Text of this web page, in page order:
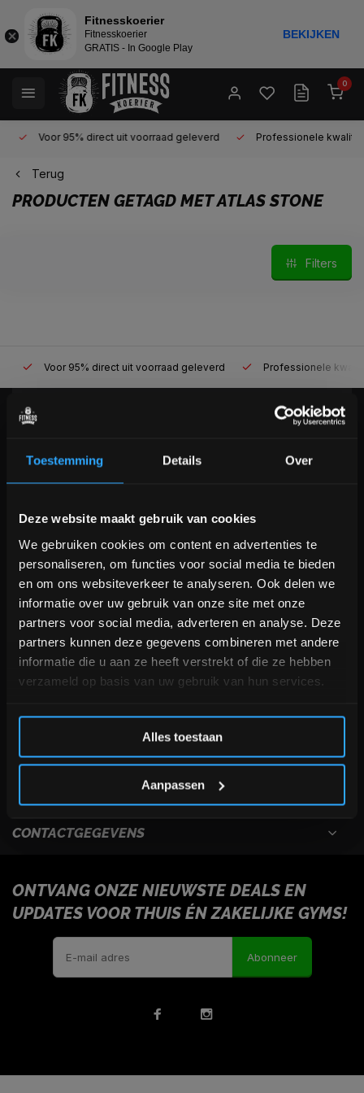
Toestemming Details Over
Deze website maakt gebruik van cookies
We gebruiken cookies om content en advertenties te
personaliseren, om functies voor social media te bieden
en om ons websiteverkeer te analyseren. Ook delen we
informatie over uw gebruik van onze site met onze
partners voor social media, adverteren en analyse. Deze
partners kunnen deze gegevens combineren met andere
informatie die u aan ze heeft verstrekt of die ze hebben
verzameld op basis van uw gebruik van hun services.
Alles toestaan
Aanpassen
0
Voor 95% direct uit voorraad geleverd Professionele
Terug
PRODUCTEN GETAGD MET ATLAS STONE
Filters
Voor 95% direct uit voorraad geleverd Professionele
KLANTENSERVICE
+31 (0)24 645 1309
CONTACTGEGEVENS
ONTVANG ONZE NIEUWSTE DEALS EN
UPDATES VOOR THUIS ÉN ZAKELIJKE GYMS!
Abonneer
Bam! 5% korting op je volgende
Schrijf je in voor onze nieuwsbrief om op de hoogte te
blijven over onze nieuwe producten, deals en meer
interessante info. Ontvang 5% korting op je eerstvolgende
aankoop! 😀
Inschrijven
*Verzendkosten vallen buiten de korting
Fitnesskoerier
Fitnesskoerier
GRATIS - In Google Play
BEKIJKEN